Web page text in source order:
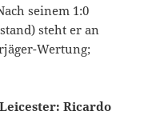
seinem 1:0
steht er an
Wertung;
Ricardo